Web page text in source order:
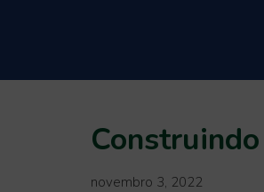
novembro 3, 2022